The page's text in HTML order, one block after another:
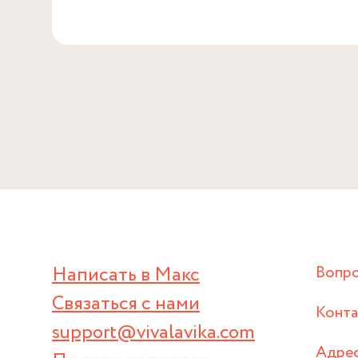
Написать в Макс
Связаться с нами
support@vivalavika.com